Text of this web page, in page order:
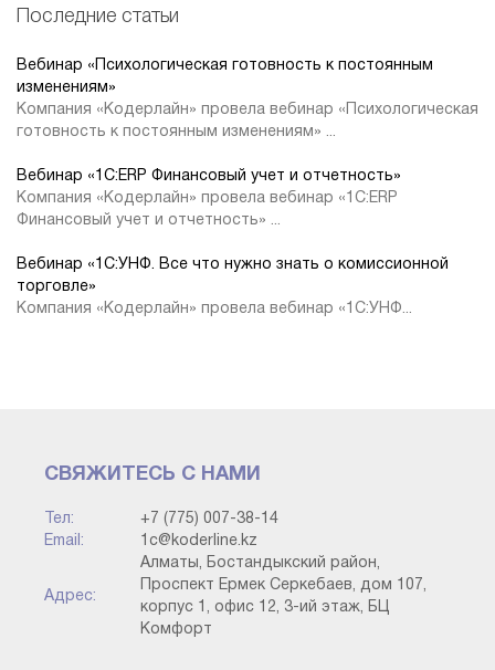
Последние статьи
Вебинар «Психологическая готовность к постоянным
изменениям»
Компания «Кодерлайн» провела вебинар «Психологическая
готовность к постоянным изменениям» ...
Вебинар «1С:ERP Финансовый учет и отчетность»
Компания «Кодерлайн» провела вебинар «1С:ERP
Финансовый учет и отчетность» ...
Вебинар «1С:УНФ. Все что нужно знать о комиссионной
торговле»
Компания «Кодерлайн» провела вебинар «1С:УНФ...
СВЯЖИТЕСЬ С НАМИ
Тел:
+7 (775) 007-38-14
Email:
1c@koderline.kz
Адрес:
Алматы, Бостандыкский район,
Проспект Ермек Серкебаев, дом 107,
корпус 1, офис 12, 3-ий этаж, БЦ
Комфорт